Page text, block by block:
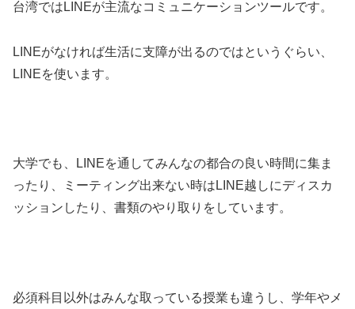
台湾ではLINEが主流なコミュニケーションツールです。
LINEがなければ生活に支障が出るのではというぐらい、
LINEを使います。
大学でも、LINEを通してみんなの都合の良い時間に集ま
ったり、ミーティング出来ない時はLINE越しにディスカ
ッションしたり、書類のやり取りをしています。
必須科目以外はみんな取っている授業も違うし、学年やメ